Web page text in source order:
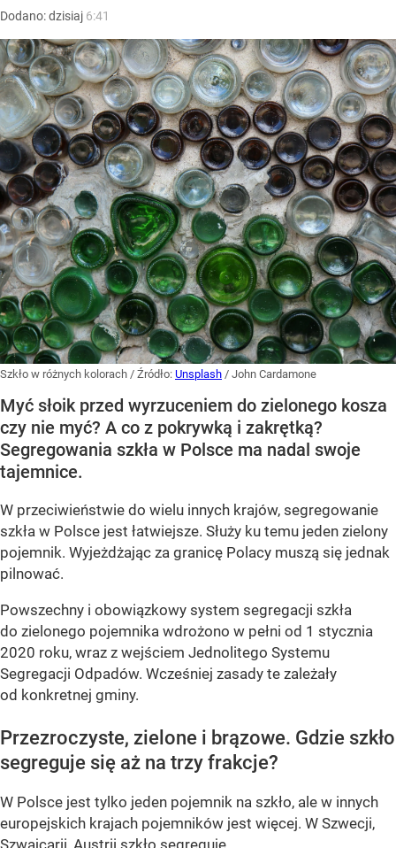
Dodano:dzisiaj 6:41
Szkło w różnych kolorach / Źródło: Unsplash / John Cardamone
Myć słoik przed wyrzuceniem do zielonego kosza
czy nie myć? A co z pokrywką i zakrętką?
Segregowania szkła w Polsce ma nadal swoje
tajemnice.
W przeciwieństwie do wielu innych krajów, segregowanie
szkła w Polsce jest łatwiejsze. Służy ku temu jeden zielony
pojemnik. Wyjeżdżając za granicę Polacy muszą się jednak
pilnować.
Powszechny i obowiązkowy system segregacji szkła
do zielonego pojemnika wdrożono w pełni od 1 stycznia
2020 roku, wraz z wejściem Jednolitego Systemu
Segregacji Odpadów. Wcześniej zasady te zależały
od konkretnej gminy.
Przezroczyste, zielone i brązowe. Gdzie szkło
segreguje się aż na trzy frakcje?
W Polsce jest tylko jeden pojemnik na szkło, ale w innych
europejskich krajach pojemników jest więcej. W Szwecji,
Szwajcarii, Austrii szkło segreguje...